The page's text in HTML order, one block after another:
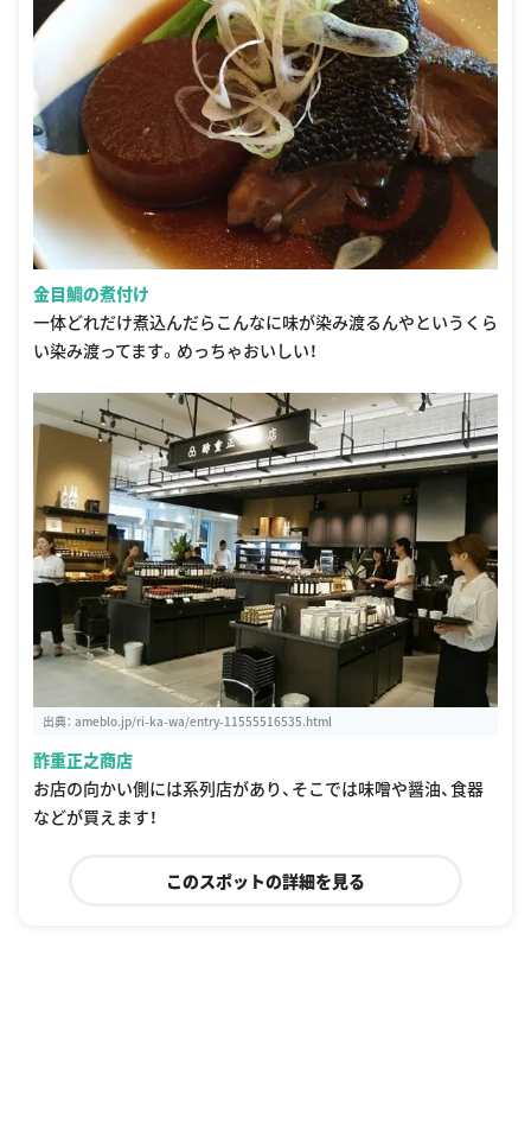
金目鯛の煮付け
一体どれだけ煮込んだらこんなに味が染み渡るんやというくら
い染み渡ってます。めっちゃおいしい！
出典： ameblo.jp/ri-ka-wa/entry-11555516535.html
酢重正之商店
お店の向かい側には系列店があり、そこでは味噌や醤油、食器
などが買えます！
このスポットの詳細を見る